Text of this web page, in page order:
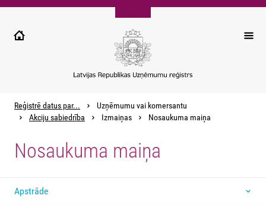
Pārlekt
galveno
Reģistrē datus par...
Uzņēmumu vai komersantu
Akciju sabiedrība
Izmaiņas Nosaukuma maiņa
Nosaukuma maiņa
Apstrāde